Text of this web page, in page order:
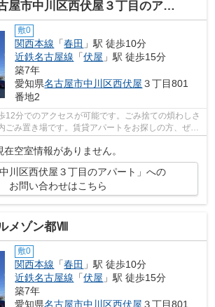
屋市中川区西伏屋３丁目のアパート
敷0
関西本線 「春田 」駅 徒歩10分
近鉄名古屋線 「伏屋 」駅 徒歩15分
築7年
愛知県名古屋市中川区西伏屋 ３丁目801
番地2
12分でのアクセスが可能です。ごみ捨ての煩わしさ
ごみ置き場です。賃貸アパートをお探しの方、ぜひ
在空室情報がありません。
中川区西伏屋３丁目のアパート」への
お問い合わせはこちら
メゾン都Ⅷ
敷0
関西本線 「春田 」駅 徒歩10分
近鉄名古屋線 「伏屋 」駅 徒歩15分
築7年
愛知県名古屋市中川区西伏屋 ３丁目801